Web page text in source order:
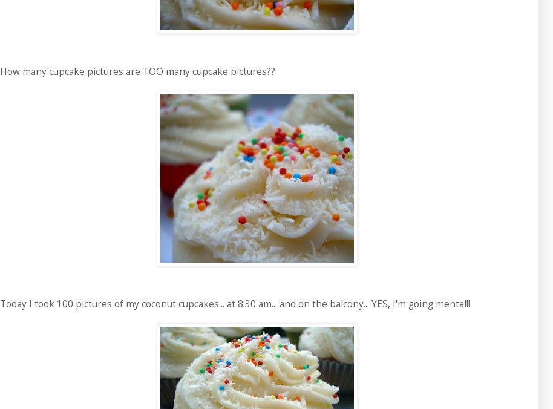
How many cupcake pictures are TOO many cupcake pictures??
Today I took 100 pictures of my coconut cupcakes... at 8:30 am... and on the balcony... YES, I'm going mental!!